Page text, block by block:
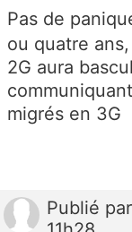
Pas de
ou quatre
2G aura
migrés en 3G
Publié par